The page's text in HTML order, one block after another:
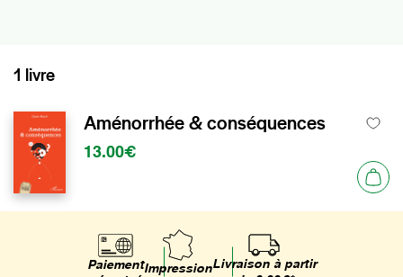
1 livre
Aménorrhée & conséquences
13.00€
PaiementImpressionLivraison à partir